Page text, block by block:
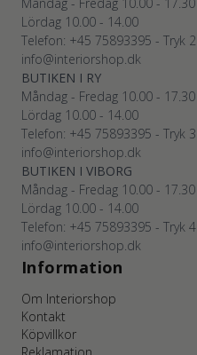
Lördag 10.00 - 14.00
Telefon: +45 75893395 - Tryk 2
info@interiorshop.dk
BUTIKEN I RY
Måndag - Fredag 10.00 - 17.30
Lördag 10.00 - 14.00
Telefon: +45 75893395 - Tryk 3
info@interiorshop.dk
BUTIKEN I VIBORG
Måndag - Fredag 10.00 - 17.30
Lördag 10.00 - 14.00
Telefon: +45 75893395 - Tryk 4
info@interiorshop.dk
Information
Om Interiorshop
Kontakt
Köpvillkor